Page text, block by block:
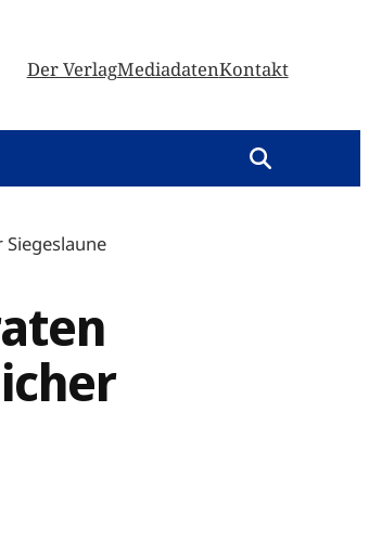
Der VerlagMediadatenKontakt